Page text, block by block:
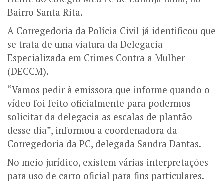
Bairro Santa Rita.
A Corregedoria da Polícia Civil já identificou que
se trata de uma viatura da Delegacia
Especializada em Crimes Contra a Mulher
(DECCM).
“Vamos pedir à emissora que informe quando o
vídeo foi feito oficialmente para podermos
solicitar da delegacia as escalas de plantão
desse dia”, informou a coordenadora da
Corregedoria da PC, delegada Sandra Dantas.
No meio jurídico, existem várias interpretações
para uso de carro oficial para fins particulares.